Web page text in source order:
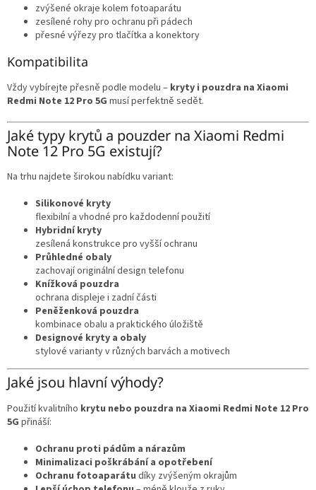
zvýšené okraje kolem fotoaparátu
zesílené rohy pro ochranu při pádech
přesné výřezy pro tlačítka a konektory
Kompatibilita
Vždy vybírejte přesně podle modelu – kryty i pouzdra na Xiaomi
Redmi Note 12 Pro 5G musí perfektně sedět.
Jaké typy krytů a pouzder na Xiaomi Redmi
Note 12 Pro 5G existují?
Na trhu najdete širokou nabídku variant:
Silikonové kryty
flexibilní a vhodné pro každodenní použití
Hybridní kryty
zesílená konstrukce pro vyšší ochranu
Průhledné obaly
zachovají originální design telefonu
Knížková pouzdra
ochrana displeje i zadní části
Peněženková pouzdra
kombinace obalu a praktického úložiště
Designové kryty a obaly
stylové varianty v různých barvách a motivech
Jaké jsou hlavní výhody?
Použití kvalitního krytu nebo pouzdra na Xiaomi Redmi Note 12 Pro
5G přináší:
Ochranu proti pádům a nárazům
Minimalizaci poškrábání a opotřebení
Ochranu fotoaparátu díky zvýšeným okrajům